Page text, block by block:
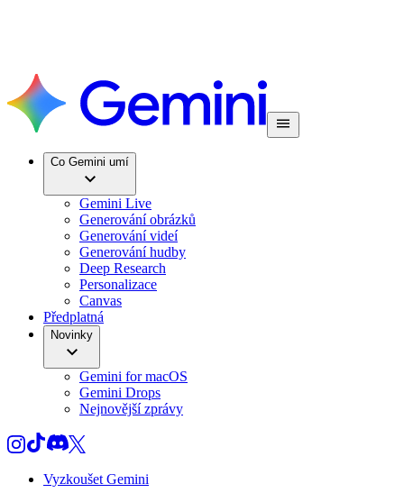
Co Gemini umí
Gemini Live
Generování obrázků
Generování videí
Generování hudby
Deep Research
Personalizace
Canvas
Předplatná
Novinky
Gemini for macOS
Gemini Drops
Nejnovější zprávy
Vyzkoušet Gemini